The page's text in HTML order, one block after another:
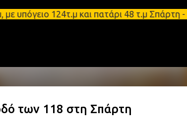
Μετάβαση στο κύριο περιεχόμενο
124τ.μ και πατάρι 48 τ.μ
των 118 στη Σπάρτη